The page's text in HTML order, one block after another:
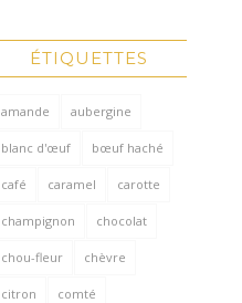
ÉTIQUETTES
amande aubergine
blanc d'œuf bœuf haché
café caramel carotte
champignon chocolat
chou-fleur chèvre
citron comté